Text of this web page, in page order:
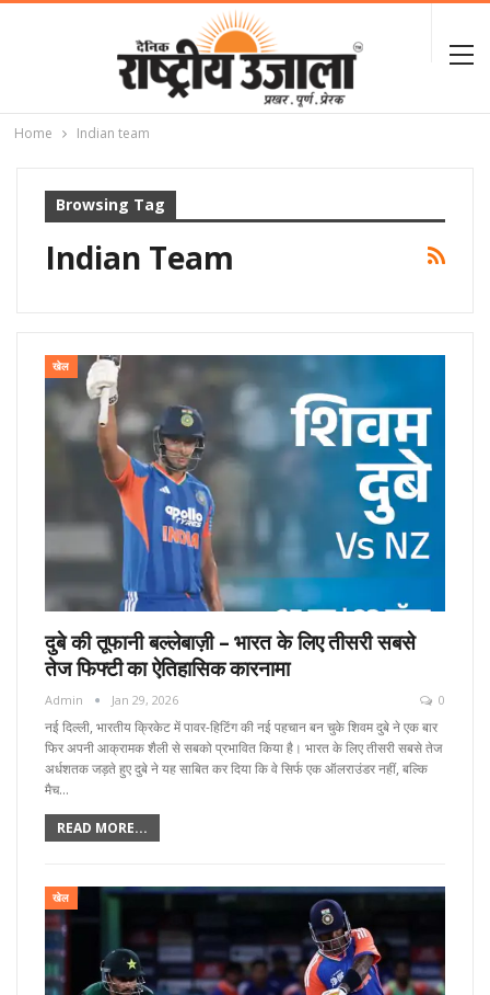
Home Indian team
Browsing Tag
Indian Team
खेल
दुबे की तूफानी बल्लेबाज़ी – भारत के लिए तीसरी सबसे
तेज फिफ्टी का ऐतिहासिक कारनामा
Admin Jan 29, 2026 0
नई दिल्ली, भारतीय क्रिकेट में पावर-हिटिंग की नई पहचान बन चुके शिवम दुबे ने एक बार
फिर अपनी आक्रामक शैली से सबको प्रभावित किया है। भारत के लिए तीसरी सबसे तेज
अर्धशतक जड़ते हुए दुबे ने यह साबित कर दिया कि वे सिर्फ एक ऑलराउंडर नहीं, बल्कि
मैच…
READ MORE...
खेल